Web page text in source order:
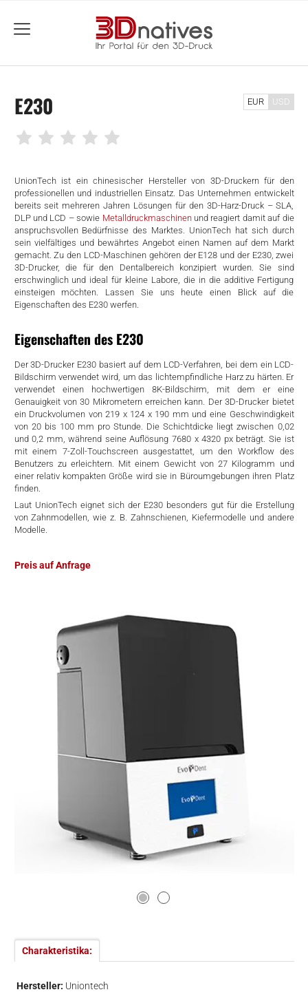
menu
E230
UnionTech ist ein chinesischer Hersteller von 3D-Druckern für den
professionellen und industriellen Einsatz. Das Unternehmen entwickelt
bereits seit mehreren Jahren Lösungen für den 3D-Harz-Druck – SLA,
DLP und LCD – sowie Metalldruckmaschinenund reagiert damit auf die
anspruchsvollen Bedürfnisse des Marktes. UnionTech hat sich durch
sein vielfältiges und bewährtes Angebot einen Namen auf dem Markt
gemacht. Zu den LCD-Maschinen gehören der E128 und der E230, zwei
3D-Drucker, die für den Dentalbereich konzipiert wurden. Sie sind
erschwinglich und ideal für kleine Labore, die in die additive Fertigung
einsteigen möchten. Lassen Sie uns heute einen Blick auf die
Eigenschaften des E230 werfen.
Eigenschaften des E230
Der 3D-Drucker E230 basiert auf dem LCD-Verfahren, bei dem ein LCD-
Bildschirm verwendet wird, um das lichtempfindliche Harz zu härten. Er
verwendet einen hochwertigen 8K-Bildschirm, mit dem er eine
Genauigkeit von 30 Mikrometern erreichen kann. Der 3D-Drucker bietet
ein Druckvolumen von 219 x 124 x 190 mm und eine Geschwindigkeit
von 20 bis 100 mm pro Stunde. Die Schichtdicke liegt zwischen 0,02
und 0,2 mm, während seine Auflösung 7680 x 4320 px beträgt. Sie ist
mit einem 7-Zoll-Touchscreen ausgestattet, um den Workflow des
Benutzers zu erleichtern. Mit einem Gewicht von 27 Kilogramm und
einer relativ kompakten Größe wird sie in Büroumgebungen ihren Platz
finden.
Laut UnionTech eignet sich der E230 besonders gut für die Erstellung
von Zahnmodellen, wie z. B. Zahnschienen, Kiefermodelle und andere
Modelle.
EUR USD
Preis auf Anfrage
Charakteristika:
Hersteller: Uniontech